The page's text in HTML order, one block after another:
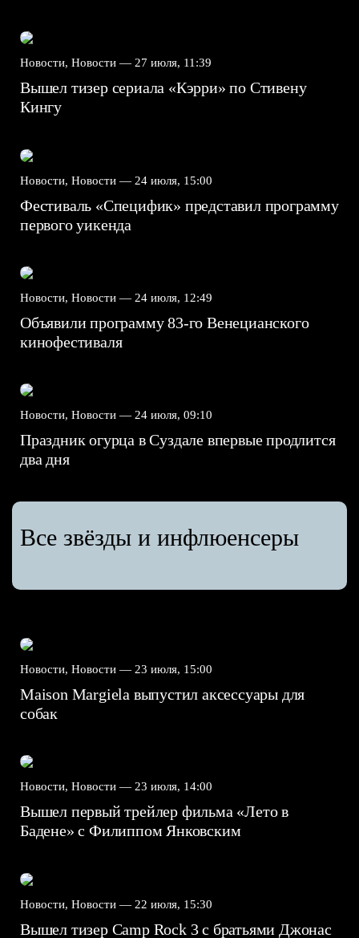
Новости, Новости — 27 июля, 11:39
Вышел тизер сериала «Кэрри» по Стивену
Кингу
Новости, Новости — 24 июля, 15:00
Фестиваль «Специфик» представил программу
первого уикенда
Новости, Новости — 24 июля, 12:49
Объявили программу 83-го Венецианского
кинофестиваля
Новости, Новости — 24 июля, 09:10
Праздник огурца в Суздале впервые продлится
два дня
Все звёзды и инфлюенсеры
Новости, Новости — 23 июля, 15:00
Maison Margiela выпустил аксессуары для
собак
Новости, Новости — 23 июля, 14:00
Вышел первый трейлер фильма «Лето в
Бадене» с Филиппом Янковским
Новости, Новости — 22 июля, 15:30
Вышел тизер Camp Rock 3 с братьями Джонас